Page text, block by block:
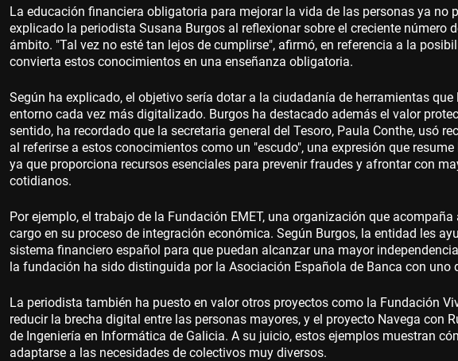
La educación financiera obligatoria para mejorar la vida de las personas ya no
explicado la periodista Susana Burgos al reflexionar sobre el creciente número
ámbito. "Tal vez no esté tan lejos de cumplirse", afirmó, en referencia a la
convierta estos conocimientos en una enseñanza obligatoria.
Según ha explicado, el objetivo sería dotar a la ciudadanía de herramientas
entorno cada vez más digitalizado. Burgos ha destacado además el valor
sentido, ha recordado que la secretaria general del Tesoro, Paula Conthe, usó
al referirse a estos conocimientos como un "escudo", una expresión que
ya que proporciona recursos esenciales para prevenir fraudes y afrontar con
cotidianos.
Por ejemplo, el trabajo de la Fundación EMET, una organización que
cargo en su proceso de integración económica. Según Burgos, la entidad les
sistema financiero español para que puedan alcanzar una mayor
la fundación ha sido distinguida por la Asociación Española de Banca con uno
La periodista también ha puesto en valor otros proyectos como la Fundación
reducir la brecha digital entre las personas mayores, y el proyecto Navega con
de Ingeniería en Informática de Galicia. A su juicio, estos ejemplos muestran
adaptarse a las necesidades de colectivos muy diversos.